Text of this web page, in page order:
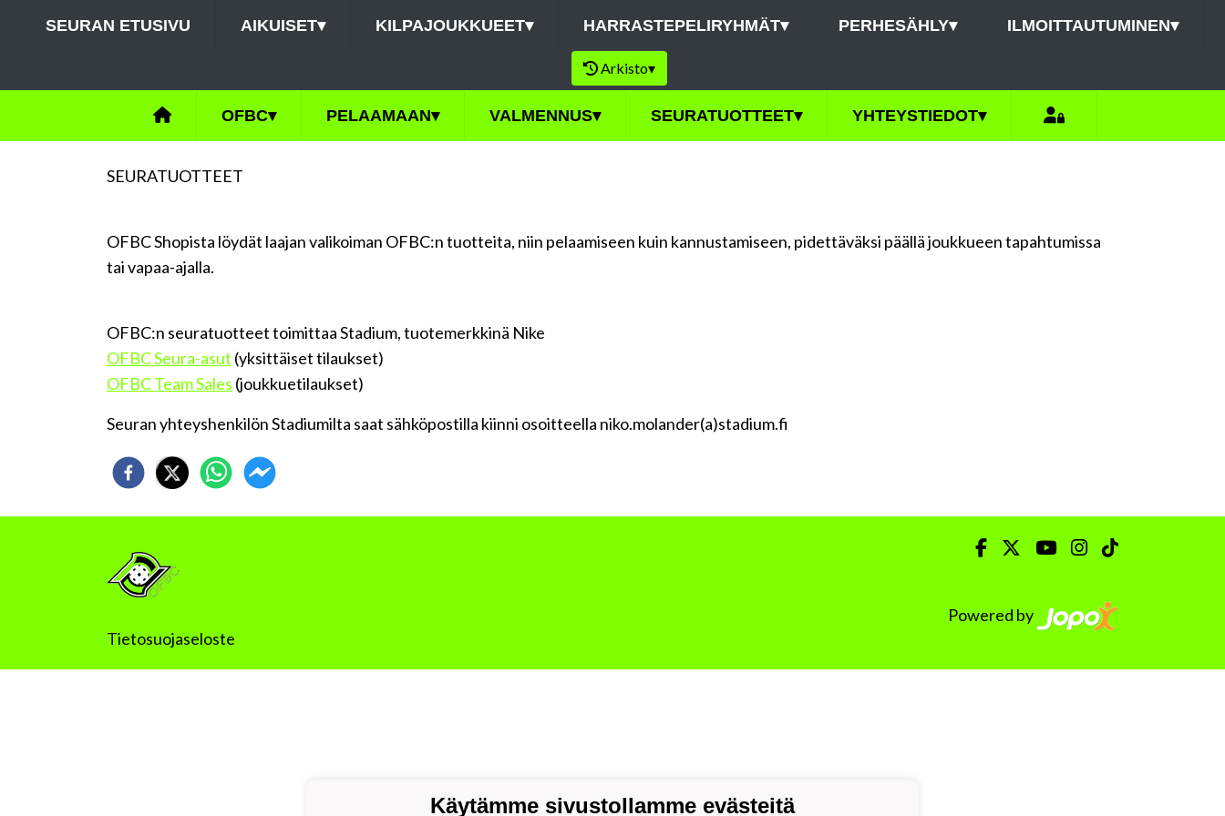
SEURAN ETUSIVU AIKUISET▾ KILPAJOUKKUEET▾ HARRASTEPELIRYHMÄT▾ PERHESÄHLY▾ ILMOITTAUTUMINEN▾
Arkisto▾
OFBC▾ PELAAMAAN▾ VALMENNUS▾ SEURATUOTTEET▾ YHTEYSTIEDOT▾
SEURATUOTTEET
OFBC Shopista löydät laajan valikoiman OFBC:n tuotteita, niin pelaamiseen kuin kannustamiseen, pidettäväksi päällä joukkueen tapahtumissa
tai vapaa-ajalla.
OFBC:n seuratuotteet toimittaa Stadium, tuotemerkkinä Nike
OFBC Seura-asut (yksittäiset tilaukset)
OFBC Team Sales (joukkuetilaukset)
Seuran yhteyshenkilön Stadiumilta saat sähköpostilla kiinni osoitteella niko.molander(a)stadium.fi
Tietosuojaseloste
Powered by
Käytämme sivustollamme evästeitä